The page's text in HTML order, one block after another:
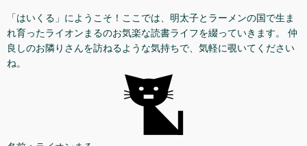
「はいくる」にようこそ！ここでは、明太子とラーメンの国で生ま
れ育ったライオンまるのお気楽な読書ライフを綴っていきます。 仲
良しのお隣りさんを訪ねるような気持ちで、気軽に覗いてください
ね。